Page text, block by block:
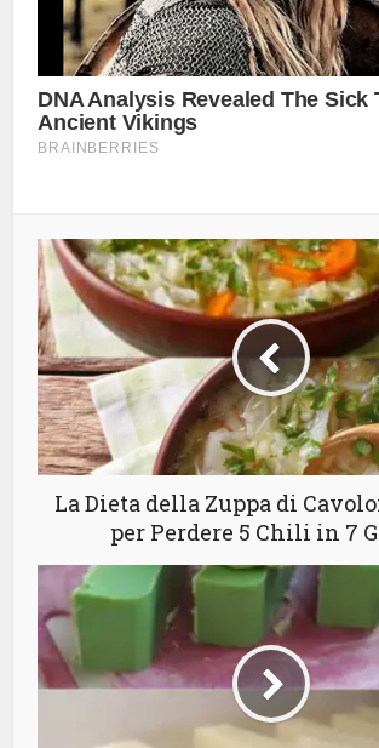
La Dieta della Zuppa di
per Perdere 5 Chili in 7